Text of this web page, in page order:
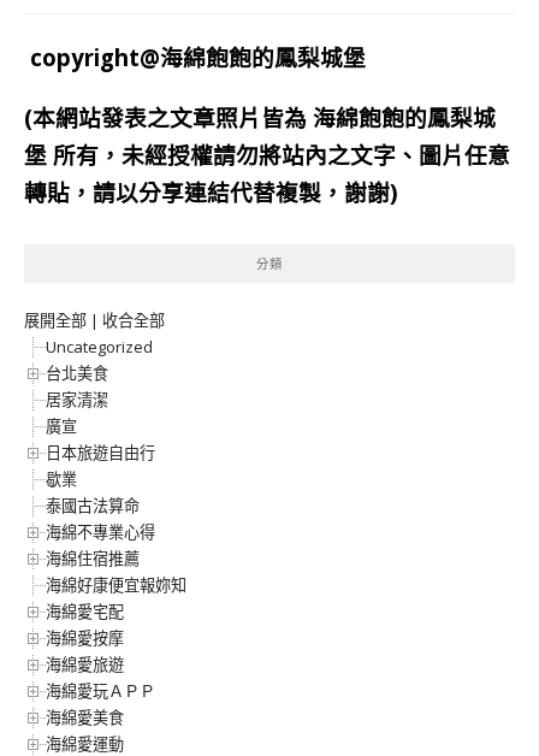
copyright@海綿飽飽的鳳梨城堡
(本網站發表之文章照片皆為 海綿飽飽的鳳梨城
堡 所有，未經授權請勿將站內之文字、圖片任意
轉貼，請以分享連結代替複製，謝謝)
分類
展開全部 | 收合全部
Uncategorized
台北美食
居家清潔
廣宣
日本旅遊自由行
歇業
泰國古法算命
海綿不專業心得
海綿住宿推薦
海綿好康便宜報妳知
海綿愛宅配
海綿愛按摩
海綿愛旅遊
海綿愛玩ＡＰＰ
海綿愛美食
海綿愛運動